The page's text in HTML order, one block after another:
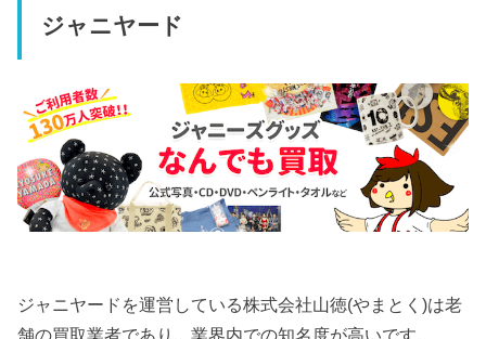
ジャニヤード
ジャニヤードを運営している株式会社山徳(やまとく)は老
舗の買取業者であり、業界内での知名度が高いです。